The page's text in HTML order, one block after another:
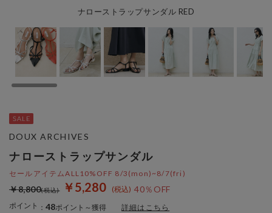
ナローストラップサンダル RED
ナローストラップサンダル
セールアイテムALL10%OFF 8/3(mon)~8/7(fri)
￥5,280 40％OFF
￥8,800
ポイント ： 48ポイント～獲得 詳細はこちら
DOUX ARCHIVES